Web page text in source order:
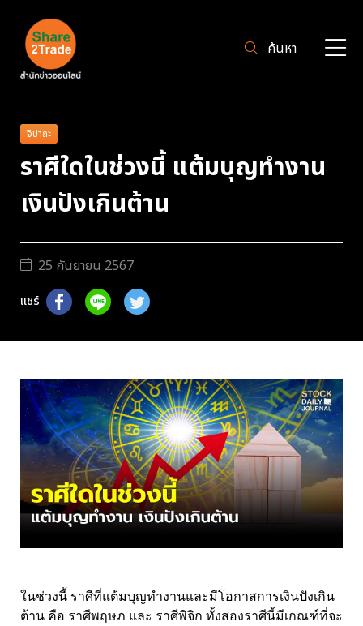
ค้นหา
จิปาถะ
ราศีใดในช่วงนี้ แต้มบุญทำงาน
เงินปังเกินต้าน
25 กันยายน 2567
แชร์
ในช่วงนี้ ราศีที่แต้มบุญทำงานและมีโอกาสการเงินปังเกิน
ต้าน คือ ราศีพฤษภ และ ราศีพิจิก ทั้งสองราศีนี้มีเกณฑ์ที่จะ